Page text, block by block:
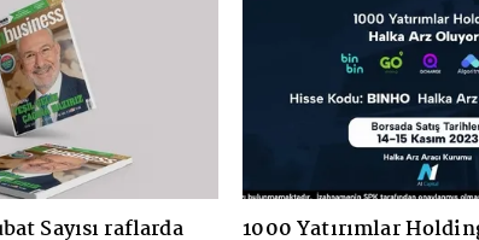
1000 Yatırımlar Holding halka arz